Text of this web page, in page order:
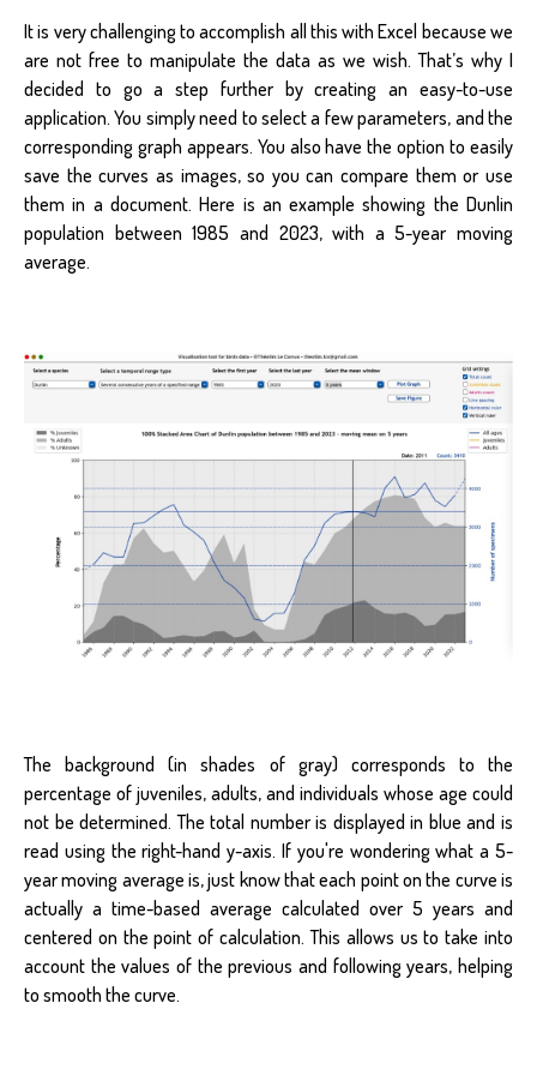
It is very challenging to accomplish all this with Excel because we
are not free to manipulate the data as we wish. That’s why I
decided to go a step further by creating an easy-to-use
application. You simply need to select a few parameters, and the
corresponding graph appears. You also have the option to easily
save the curves as images, so you can compare them or use
them in a document. Here is an example showing the Dunlin
population between 1985 and 2023, with a 5-year moving
average.
The background (in shades of gray) corresponds to the
percentage of juveniles, adults, and individuals whose age could
not be determined. The total number is displayed in blue and is
read using the right-hand y-axis. If you're wondering what a 5-
year moving average is, just know that each point on the curve is
actually a time-based average calculated over 5 years and
centered on the point of calculation. This allows us to take into
account the values of the previous and following years, helping
to smooth the curve.